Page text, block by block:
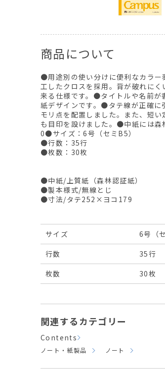
商品について
●用途別の使い分けに便利なカラ
工したクロスを採用。背が破れに
来る仕様です。●タイトルや名前が
紙デザインです。●タテ線が正確に
モリ点を配置しました。また、短
も目印を設けました。●中紙には森
0●サイズ：6号（セミB5）
●行数：35行
●枚数：30枚
●中紙/上質紙（森林認証紙）
●製本様式/無線とじ
●寸法/タテ252×ヨコ179
サイズ
6号（
行数
35行
枚数
30枚
関連するカテゴリー
Contents
ノート・紙製品 ノート